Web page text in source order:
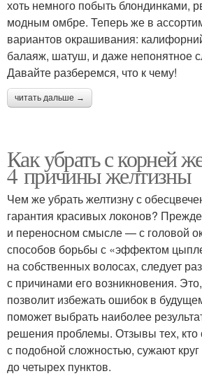
хоть немного побыть блондинками,
модным омбре. Теперь же в
вариантов окрашивания:
балаяж, шатуш, и даже непонятное
Давайте разберемся, что к чему!
читать дальше →
Как убрать с корней
4 причины желтизны
Чем же убрать желтизну с
гарантия красивых локонов?
и переносном смысле — с головой
способов борьбы с «эффектом
на собственных волосах, следует
с причинами его возникновения.
позволит избежать ошибок в
поможет выбрать наиболее
решения проблемы. Отзывы тех, кто
с подобной сложностью, сужают круг
до четырех пунктов.